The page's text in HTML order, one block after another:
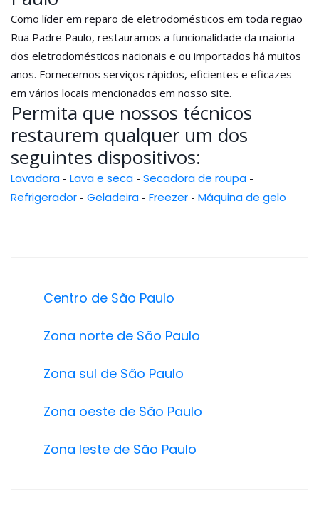
Como líder em reparo de eletrodomésticos em toda região
Rua Padre Paulo, restauramos a funcionalidade da maioria
dos eletrodomésticos nacionais e ou importados há muitos
anos. Fornecemos serviços rápidos, eficientes e eficazes
em vários locais mencionados em nosso site.
Permita que nossos técnicos
restaurem qualquer um dos
seguintes dispositivos:
Lavadora - Lava e seca - Secadora de roupa -
Refrigerador - Geladeira - Freezer - Máquina de gelo
Centro de São Paulo
Zona norte de São Paulo
Zona sul de São Paulo
Zona oeste de São Paulo
Zona leste de São Paulo